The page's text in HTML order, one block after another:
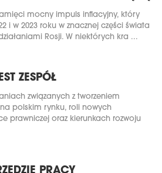
mocny impuls inflacyjny, który
i w 2023 roku w znacznej części świata
Rosji. W niektórych kra ...
ZESPÓŁ
związanych z tworzeniem
polskim rynku, roli nowych
prawniczej oraz kierunkach rozwoju